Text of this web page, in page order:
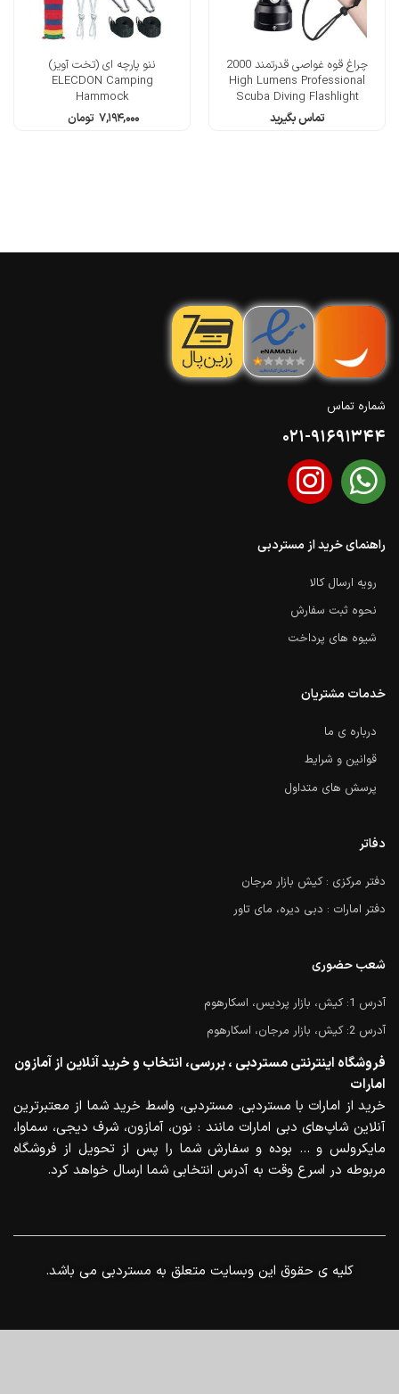
چراغ قوه غواصی قدرتمند 2000
High Lumens Professional
Scuba Diving Flashlight
تماس بگیرید
ننو پارچه ای (تخت آویز)
ELECDON Camping
Hammock
۷,۱۹۴,۰۰۰ تومان
شماره تماس
021-91691344
راهنمای خرید از مستردبی
رویه ارسال کالا
نحوه ثبت سفارش
شیوه های پرداخت
خدمات مشتریان
درباره ی ما
قوانین و شرایط
پرسش های متداول
دفاتر
دفتر مرکزی : کیش بازار مرجان
دفتر امارات : دبی دیره، مای تاور
شعب حضوری
آدرس 1: کیش، بازار پردیس، اسکارهوم
آدرس 2: کیش، بازار مرجان، اسکارهوم
فروشگاه اینترنتی مستردبی ، بررسی، انتخاب و خرید آنلاین از آمازون
امارات
خرید از امارات با مستردبی. مستردبی، واسط خرید شما از معتبرترین
آنلاین شاپ‌های دبی امارات مانند : نون، آمازون، شرف دیجی، سماوا،
مایکرولس و … بوده و سفارش شما را پس از تحویل از فروشگاه
مربوطه در اسرع وقت به آدرس انتخابی شما ارسال خواهد کرد.
.کلیه ی حقوق این وبسایت متعلق به مستردبی می باشد